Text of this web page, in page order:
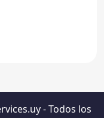
- Todos los